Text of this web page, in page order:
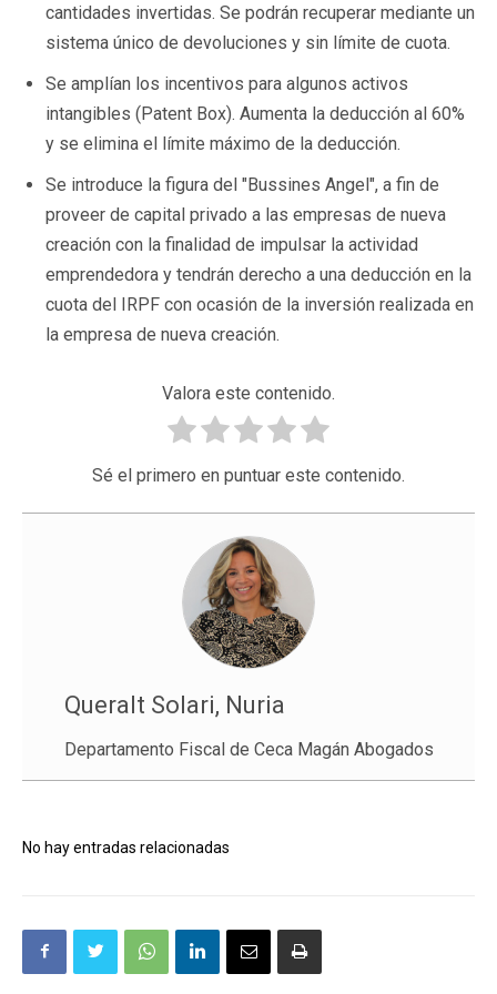
cantidades invertidas. Se podrán recuperar mediante un
sistema único de devoluciones y sin límite de cuota.
Se amplían los incentivos para algunos activos
intangibles (Patent Box). Aumenta la deducción al 60%
y se elimina el límite máximo de la deducción.
Se introduce la figura del "Bussines Angel", a fin de
proveer de capital privado a las empresas de nueva
creación con la finalidad de impulsar la actividad
emprendedora y tendrán derecho a una deducción en la
cuota del IRPF con ocasión de la inversión realizada en
la empresa de nueva creación.
Valora este contenido.
Sé el primero en puntuar este contenido.
Queralt Solari, Nuria
Departamento Fiscal de Ceca Magán Abogados
No hay entradas relacionadas